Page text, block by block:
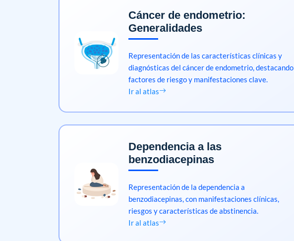
Cáncer de endometrio:
Generalidades
Representación de las características clínicas y
diagnósticas del cáncer de endometrio, destacando
factores de riesgo y manifestaciones clave.
Ir al atlas
Dependencia a las
benzodiacepinas
Representación de la dependencia a
benzodiacepinas, con manifestaciones clínicas,
riesgos y características de abstinencia.
Ir al atlas